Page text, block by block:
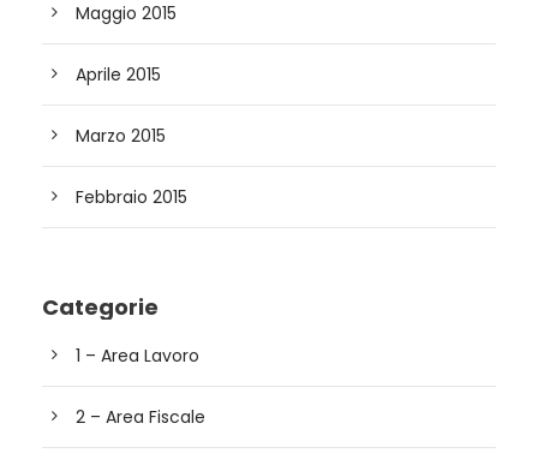
Maggio 2015
Aprile 2015
Marzo 2015
Febbraio 2015
Categorie
1 – Area Lavoro
2 – Area Fiscale